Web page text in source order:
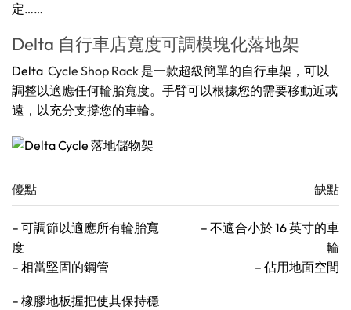
定……
Delta 自行車店寬度可調模塊化落地架
Delta Cycle Shop Rack 是一款超級簡單的自行車架，可以
調整以適應任何輪胎寬度。手臂可以根據您的需要移動近或
遠，以充分支撐您的車輪。
優點 缺點
– 可調節以適應所有輪胎寬
度
– 相當堅固的鋼管
– 橡膠地板握把使其保持穩
– 不適合小於 16 英寸的車
輪
– 佔用地面空間